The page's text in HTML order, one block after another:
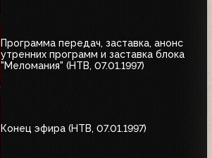
Программа передач, заставка, анонс
утренних программ и заставка блока
"Меломания" (НТВ, 07.01.1997)
Конец эфира (НТВ, 07.01.1997)